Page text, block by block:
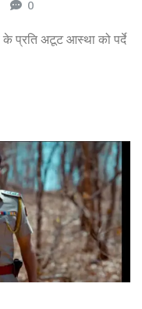
0
के प्रति अटूट आस्था को पर्दे